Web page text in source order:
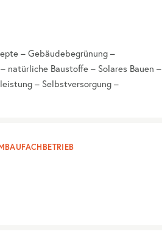
– Gebäudebegrünung –
natürliche Baustoffe – Solares Bauen –
– Selbstversorgung –